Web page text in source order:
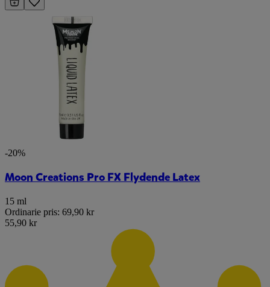
-20%
Moon Creations Pro FX Flydende Latex
15 ml
Ordinarie pris: 69,90 kr
55,90 kr